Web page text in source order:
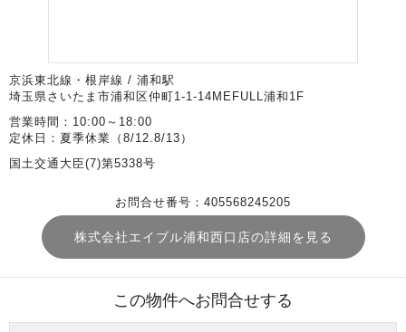
京浜東北線・根岸線 / 浦和駅
埼玉県さいたま市浦和区仲町1-1-14MEFULL浦和1F
営業時間：10:00～18:00
定休日：夏季休業（8/12.8/13）
国土交通大臣(7)第5338号
お問合せ番号：405568245205
株式会社エイブル浦和西口店の詳細を見る
この物件へお問合せする